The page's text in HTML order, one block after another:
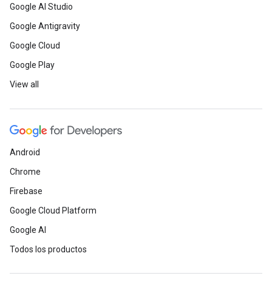
Google AI Studio
Google Antigravity
Google Cloud
Google Play
View all
Android
Chrome
Firebase
Google Cloud Platform
Google AI
Todos los productos